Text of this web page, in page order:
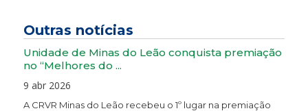
Outras notícias
Unidade de Minas do Leão conquista premiação
no “Melhores do ...
9 abr 2026
A CRVR Minas do Leão recebeu o 1º lugar na premiação